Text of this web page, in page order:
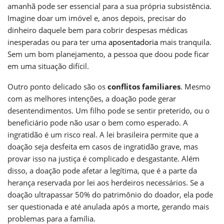
amanhã pode ser essencial para a sua própria subsistência.
Imagine doar um imóvel e, anos depois, precisar do
dinheiro daquele bem para cobrir despesas médicas
inesperadas ou para ter uma aposentadoria mais tranquila.
Sem um bom planejamento, a pessoa que doou pode ficar
em uma situação difícil.
Outro ponto delicado são os conflitos familiares. Mesmo
com as melhores intenções, a doação pode gerar
desentendimentos. Um filho pode se sentir preterido, ou o
beneficiário pode não usar o bem como esperado. A
ingratidão é um risco real. A lei brasileira permite que a
doação seja desfeita em casos de ingratidão grave, mas
provar isso na justiça é complicado e desgastante. Além
disso, a doação pode afetar a legítima, que é a parte da
herança reservada por lei aos herdeiros necessários. Se a
doação ultrapassar 50% do patrimônio do doador, ela pode
ser questionada e até anulada após a morte, gerando mais
problemas para a família.